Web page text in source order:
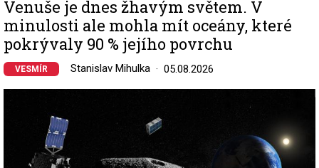
Venuše je dnes žhavým světem. V
minulosti ale mohla mít oceány, které
pokrývaly 90 % jejího povrchu
VESMÍR Stanislav Mihulka 05.08.2026